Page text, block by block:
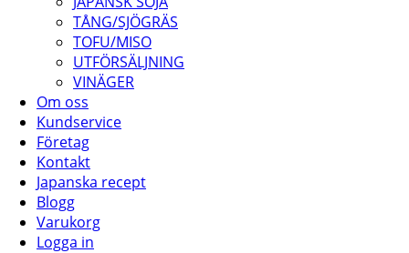
TÅNG/SJÖGRÄS
TOFU/MISO
UTFÖRSÄLJNING
VINÄGER
Om oss
Kundservice
Företag
Kontakt
Japanska recept
Blogg
Varukorg
Logga in